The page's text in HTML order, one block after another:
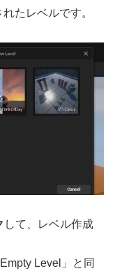
たレベルです。
して、レベル作成
Level」と同